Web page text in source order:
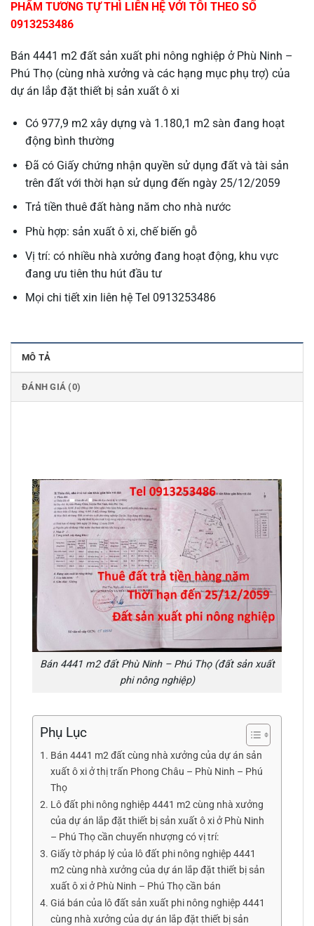
PHẨM TƯƠNG TỰ THÌ LIÊN HỆ VỚI TÔI THEO SỐ
0913253486
Bán 4441 m2 đất sản xuất phi nông nghiệp ở Phù Ninh –
Phú Thọ (cùng nhà xưởng và các hạng mục phụ trợ) của
dự án lắp đặt thiết bị sản xuất ô xi
Có 977,9 m2 xây dựng và 1.180,1 m2 sàn đang hoạt
động bình thường
Đã có Giấy chứng nhận quyền sử dụng đất và tài sản
trên đất với thời hạn sử dụng đến ngày 25/12/2059
Trả tiền thuê đất hàng năm cho nhà nước
Phù hợp: sản xuất ô xi, chế biến gỗ
Vị trí: có nhiều nhà xưởng đang hoạt động, khu vực
đang ưu tiên thu hút đầu tư
Mọi chi tiết xin liên hệ Tel 0913253486
MÔ TẢ
ĐÁNH GIÁ (0)
Bán 4441 m2 đất Phù Ninh – Phú Thọ (đất sản xuất
phi nông nghiệp)
Phụ Lục
Bán 4441 m2 đất cùng nhà xưởng của dự án sản
xuất ô xi ở thị trấn Phong Châu – Phù Ninh – Phú
Thọ
Lô đất phi nông nghiệp 4441 m2 cùng nhà xưởng
của dự án lắp đặt thiết bị sản xuất ô xi ở Phù Ninh
– Phú Thọ cần chuyển nhượng có vị trí:
Giấy tờ pháp lý của lô đất phi nông nghiệp 4441
m2 cùng nhà xưởng của dự án lắp đặt thiết bị sản
xuất ô xi ở Phù Ninh – Phú Thọ cần bán
Giá bán của lô đất sản xuất phi nông nghiệp 4441
cùng nhà xưởng của dự án lắp đặt thiết bị sản